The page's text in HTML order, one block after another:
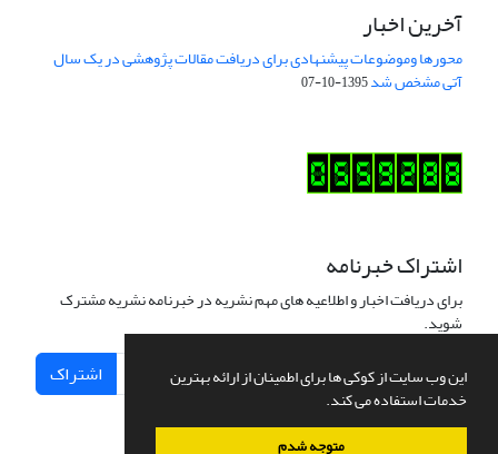
این وب سایت از کوکی ها برای اطمینان از ارائه بهترین
خدمات استفاده می کند.
متوجه شدم
آخرین اخبار
محورها وموضوعات پیشنهادی برای دریافت مقالات پژوهشی در یک سال
آتی مشخص شد1395-10-07
اشتراک خبرنامه
برای دریافت اخبار و اطلاعیه های مهم نشریه در خبرنامه نشریه مشترک
شوید.
اشتراک